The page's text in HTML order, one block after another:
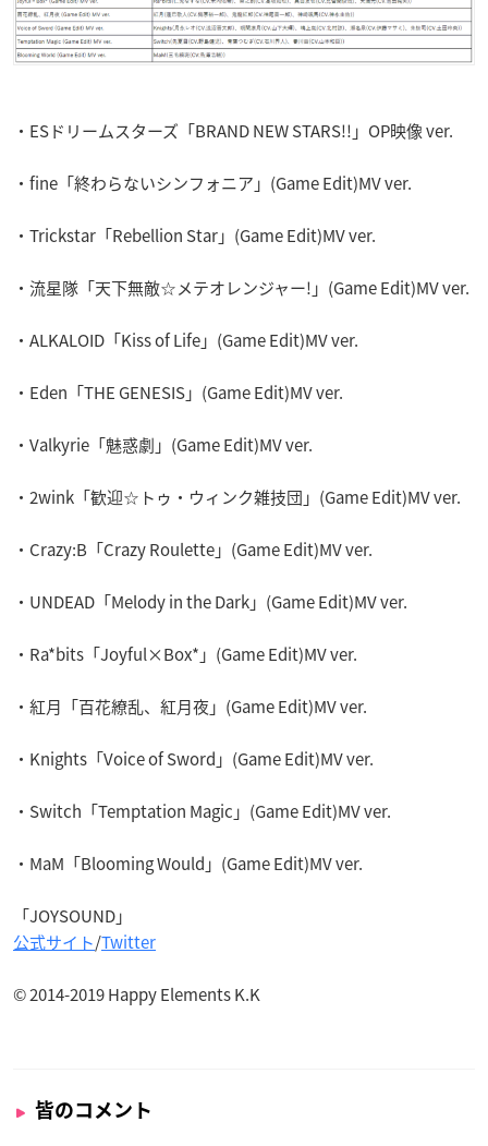
・ESドリームスターズ「BRAND NEW STARS!!」OP映像 ver.
・fine「終わらないシンフォニア」(Game Edit)MV ver.
・Trickstar「Rebellion Star」(Game Edit)MV ver.
・流星隊「天下無敵☆メテオレンジャー!」(Game Edit)MV ver.
・ALKALOID「Kiss of Life」(Game Edit)MV ver.
・Eden「THE GENESIS」(Game Edit)MV ver.
・Valkyrie「魅惑劇」(Game Edit)MV ver.
・2wink「歓迎☆トゥ・ウィンク雑技団」(Game Edit)MV ver.
・Crazy:B「Crazy Roulette」(Game Edit)MV ver.
・UNDEAD「Melody in the Dark」(Game Edit)MV ver.
・Ra*bits「Joyful×Box*」(Game Edit)MV ver.
・紅月「百花繚乱、紅月夜」(Game Edit)MV ver.
・Knights「Voice of Sword」(Game Edit)MV ver.
・Switch「Temptation Magic」(Game Edit)MV ver.
・MaM「Blooming Would」(Game Edit)MV ver.
「JOYSOUND」
公式サイト/Twitter
© 2014-2019 Happy Elements K.K
皆のコメント